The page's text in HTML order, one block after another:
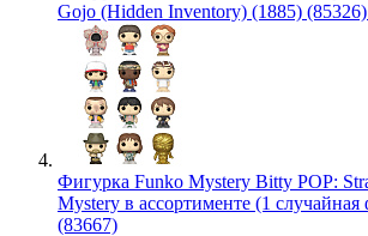
Gojo (Hidden Inventory) (1885)
Фигурка Funko Mystery Bitty POP:
Mystery в ассортименте (1 случайная
(83667)